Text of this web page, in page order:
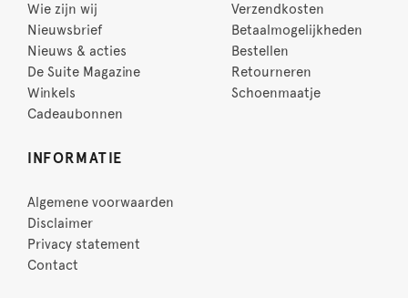
Wie zijn wij
Nieuwsbrief
Nieuws & acties
De Suite Magazine
Winkels
Cadeaubonnen
Verzendkosten
Betaalmogelijkheden
Bestellen
Retourneren
Schoenmaatje
INFORMATIE
Algemene voorwaarden
Disclaimer
Privacy statement
Contact